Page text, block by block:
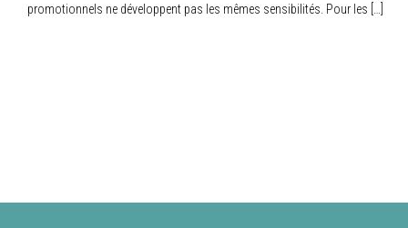
promotionnels ne développent pas les mêmes sensibilités. Pour les […]